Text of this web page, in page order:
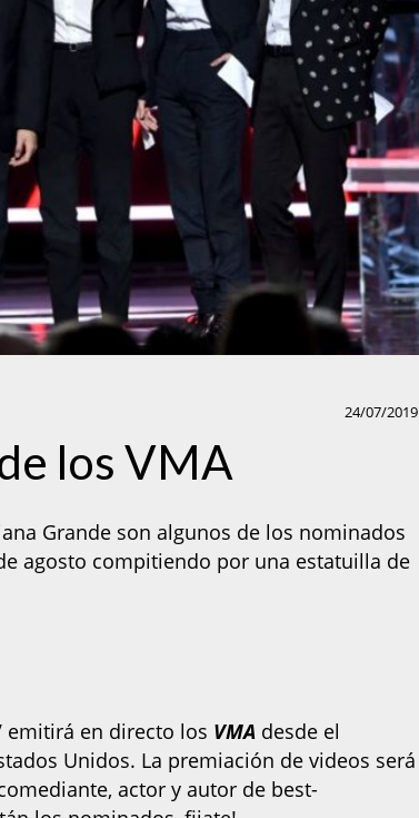
24/07/2019
los VMA
Grande son algunos de los nominados
agosto compitiendo por una estatuilla de
emitirá en directo los VMA desde el
Unidos. La premiación de videos será
actor y autor de best-